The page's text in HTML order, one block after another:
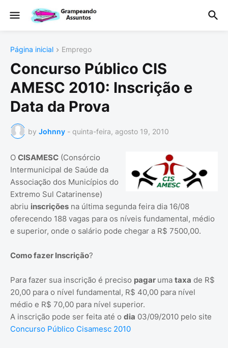
Página inicial Emprego
Concurso Público CIS
AMESC 2010: Inscrição e
Data da Prova
by Johnny - quinta-feira, agosto 19, 2010
O CISAMESC (Consórcio
Intermunicipal de Saúde da
Associação dos Municípios do
Extremo Sul Catarinense)
abriu inscrições na última segunda feira dia 16/08
oferecendo 188 vagas para os níveis fundamental, médio
e superior, onde o salário pode chegar a R$ 7500,00.
Como fazer Inscrição?
Para fazer sua inscrição é preciso pagar uma taxa de R$
20,00 para o nível fundamental, R$ 40,00 para nível
médio e R$ 70,00 para nível superior.
A inscrição pode ser feita até o dia 03/09/2010 pelo site
Concurso Público Cisamesc 2010